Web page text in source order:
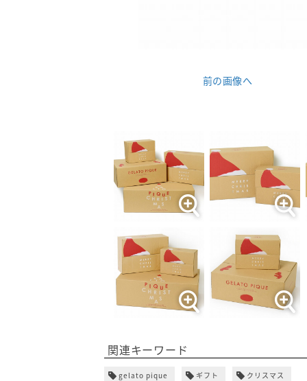
前の画像へ
関連キーワード
gelato pique ギフト クリスマス